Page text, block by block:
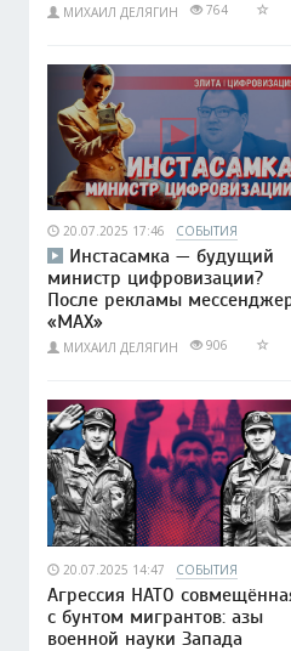
МИХАИЛ ДЕЛЯГИН 764
20.07.2025 17:46 СОБЫТИЯ
Инстасамка — будущий
министр цифровизации?
После рекламы
«MAX»
МИХАИЛ ДЕЛЯГИН 906
20.07.2025 14:47 СОБЫТИЯ
Агрессия НАТО
с бунтом мигрантов: азы
военной науки Запада